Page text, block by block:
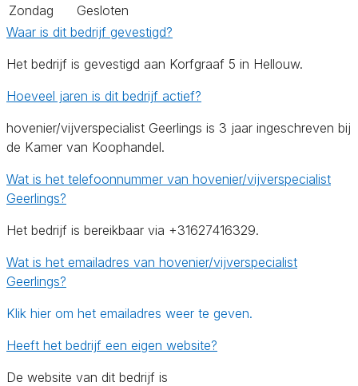
Zondag
Gesloten
Waar is dit bedrijf gevestigd?
Het bedrijf is gevestigd aan Korfgraaf 5 in Hellouw.
Hoeveel jaren is dit bedrijf actief?
hovenier/vijverspecialist Geerlings is 3 jaar ingeschreven bij
de Kamer van Koophandel.
Wat is het telefoonnummer van hovenier/vijverspecialist
Geerlings?
Het bedrijf is bereikbaar via +31627416329.
Wat is het emailadres van hovenier/vijverspecialist
Geerlings?
Klik hier om het emailadres weer te geven.
Heeft het bedrijf een eigen website?
De website van dit bedrijf is